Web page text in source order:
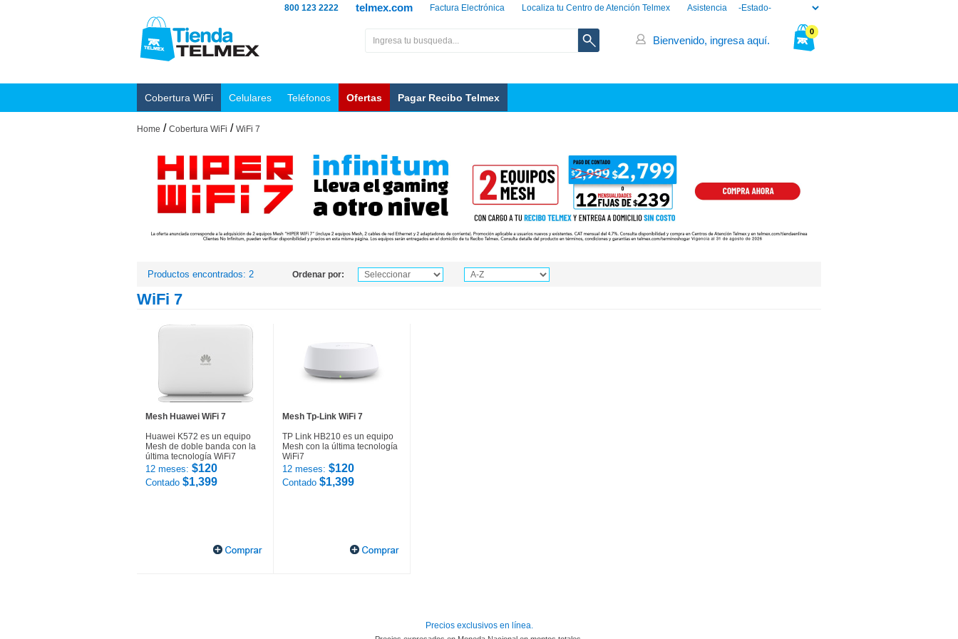
Asistencia
Localiza tu Centro de Atención Telmex
Factura Electrónica
telmex.com
800 123 2222
0
Bienvenido, ingresa aquí.
Cobertura WiFi Celulares Teléfonos Ofertas Pagar Recibo Telmex
Home / Cobertura WiFi / WiFi 7
Productos encontrados: 2 Ordenar por:
WiFi 7
Mesh Huawei WiFi 7
Huawei K572 es un equipo
Mesh de doble banda con la
última tecnología WiFi7
12 meses: $120
Contado $1,399
Mesh Tp-Link WiFi 7
TP Link HB210 es un equipo
Mesh con la última tecnología
WiFi7
12 meses: $120
Contado $1,399
Precios exclusivos en línea.